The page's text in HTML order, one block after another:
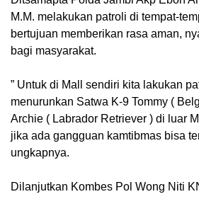
M.M. melakukan patroli di tempat-
bertujuan memberikan rasa aman,
bagi masyarakat.
” Untuk di Mall sendiri kita lakukan
menurunkan Satwa K-9 Tommy (
Archie ( Labrador Retriever ) di luar
jika ada gangguan kamtibmas bisa
ungkapnya.
Dilanjutkan Kombes Pol Wong Niti